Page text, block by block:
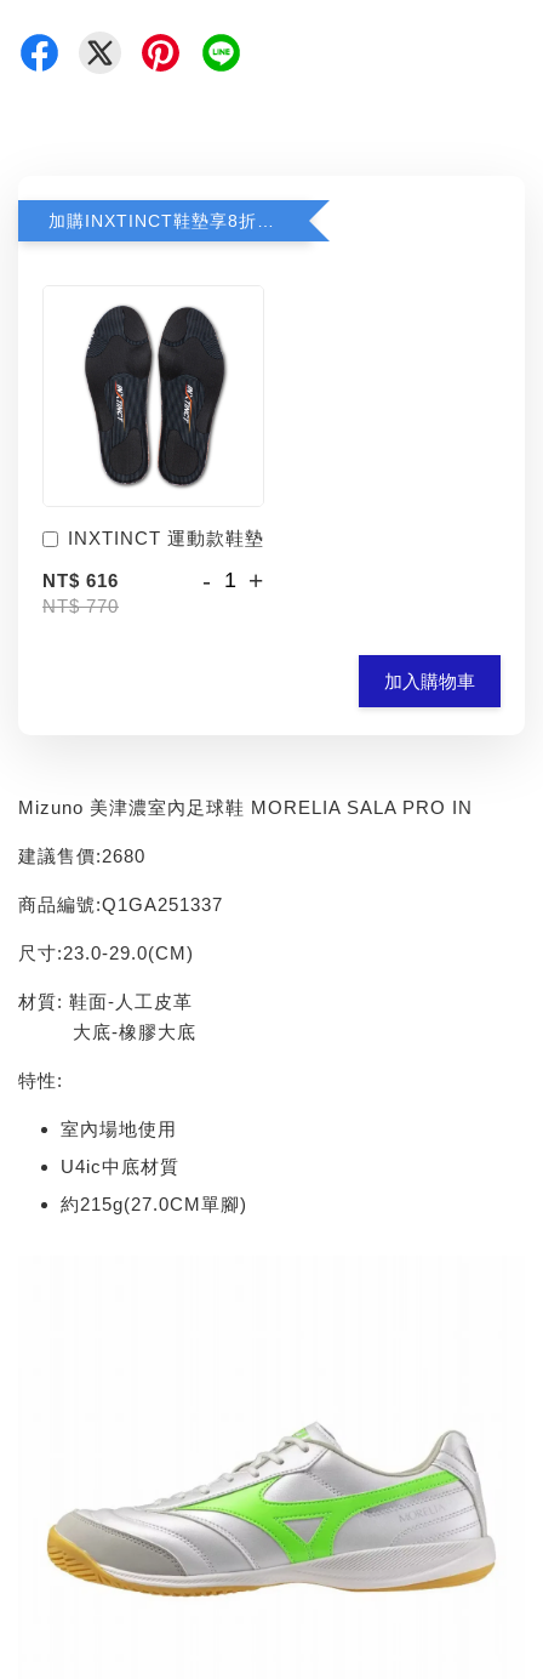
INXTINCT 運動款鞋墊
NT$ 616
NT$ 770
- +
加入購物車
Mizuno 美津濃室內足球鞋 MORELIA SALA PRO IN
建議售價:2680
商品編號:Q1GA251337
尺寸:23.0-29.0(CM)
材質: 鞋面-人工皮革
大底-橡膠大底
特性:
室內場地使用
U4ic中底材質
約215g(27.0CM單腳)